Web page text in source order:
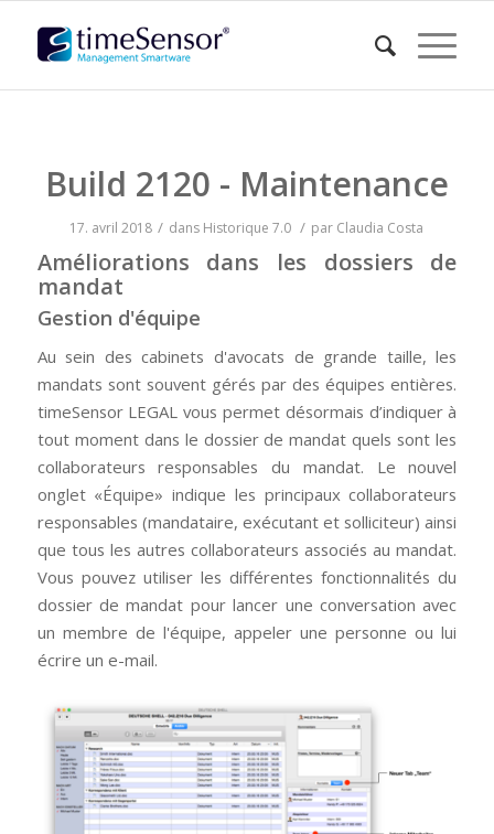
Build 2120 - Maintenance
17. avril 2018 / dans Historique 7.0 / par Claudia Costa
Améliorations dans les dossiers de
mandat
Gestion d'équipe
Au sein des cabinets d'avocats de grande taille, les
mandats sont souvent gérés par des équipes entières.
timeSensor LEGAL vous permet désormais d’indiquer à
tout moment dans le dossier de mandat quels sont les
collaborateurs responsables du mandat. Le nouvel
onglet «Équipe» indique les principaux collaborateurs
responsables (mandataire, exécutant et solliciteur) ainsi
que tous les autres collaborateurs associés au mandat.
Vous pouvez utiliser les différentes fonctionnalités du
dossier de mandat pour lancer une conversation avec
un membre de l'équipe, appeler une personne ou lui
écrire un e-mail.